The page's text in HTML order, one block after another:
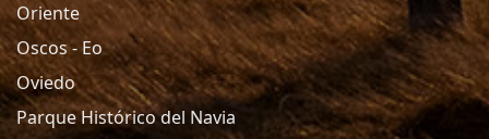
Oriente
Oscos - Eo
Oviedo
Parque Histórico del Navia